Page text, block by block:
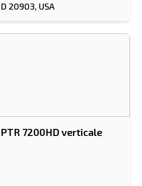
20903, USA
7200HD verticale